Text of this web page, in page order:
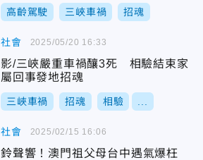
高齡駕駛 三峽車禍 招魂
社會
影/三峽嚴重車禍釀3死 相驗結束家
屬回事發地招魂
三峽車禍 招魂 相驗
2025/05/20 16:33
社會
鈴聲響！澳門祖父母台中遇氣爆枉
2025/02/15 16:06